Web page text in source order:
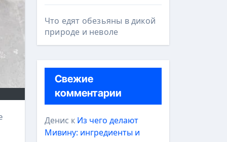
Что едят обезьяны в дикой
природе и неволе
Свежие
комментарии
Денис к Из чего делают
Мивину: ингредиенты и